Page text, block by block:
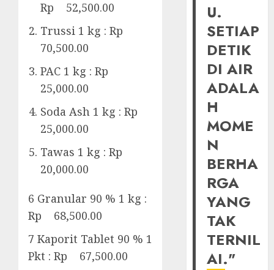
Rp 52,500.00
Trussi 1 kg : Rp
70,500.00
PAC 1 kg : Rp
25,000.00
Soda Ash 1 kg : Rp
25,000.00
Tawas 1 kg : Rp
20,000.00
6 Granular 90 % 1 kg :
Rp 68,500.00
7 Kaporit Tablet 90 % 1
Pkt : Rp 67,500.00
U.
SETIAP
DETIK
DI AIR
ADALA
H
MOME
N
BERHA
RGA
YANG
TAK
TERNIL
AI."